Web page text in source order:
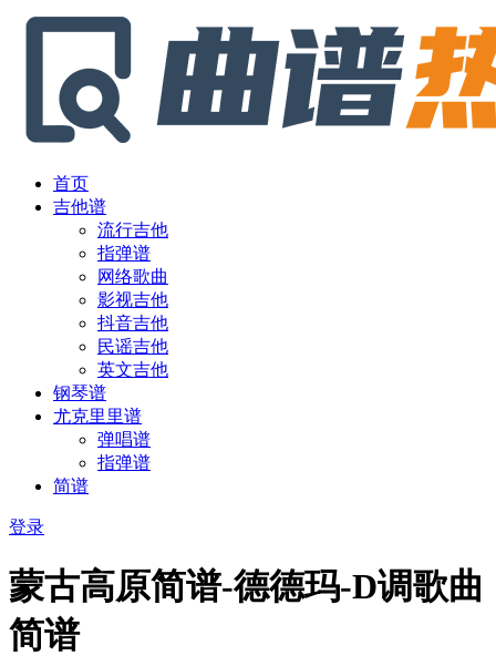
首页
吉他谱
流行吉他
指弹谱
网络歌曲
影视吉他
抖音吉他
民谣吉他
英文吉他
钢琴谱
尤克里里谱
弹唱谱
指弹谱
简谱
登录
蒙古高原简谱-德德玛-D调歌曲
简谱